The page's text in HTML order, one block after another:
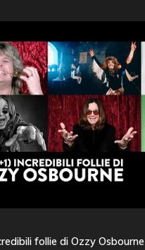
follie di Ozzy Osbourne